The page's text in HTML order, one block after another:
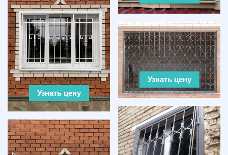
Узнать цену
Узнать цену